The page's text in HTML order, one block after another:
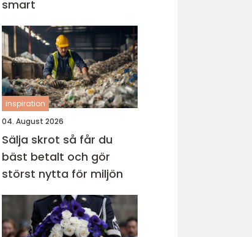
smart
inspiration
04. August 2026
Sälja skrot så får du
bäst betalt och gör
störst nytta för miljön